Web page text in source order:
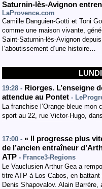
Saturnin-lès-Avignon
LaProvence.com
Camille Danguien-Gotti et Toni
comme une maison vivante,
Saint-Saturnin-lès-Avignon
l’aboutissement d’une histoire…
19:28 - Riorges. L’enseigne
attendue au Pontet -
La franchise l’Orange bleue
sport au 22, rue Victor-Hugo,
17:00 - « Il progresse plus
de l’ancien entraîneur
ATP - France3-Regions
Le Vauclusien Arthur Gea a
titre ATP à Los Cabos, en
Denis Shapovalov. Alain